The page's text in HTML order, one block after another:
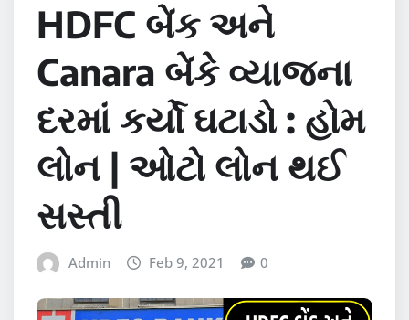
HDFC બેંક અને
Canara બેંકે વ્યાજના
દરમાં કર્યો ઘટાડો : હોમ
લોન | ઓટો લોન થઈ
સસ્તી
Admin Feb 9, 2021 0